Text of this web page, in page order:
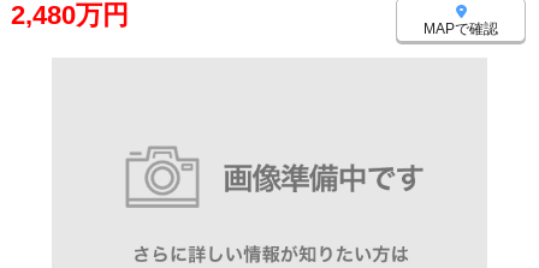
2,480万円 MAPで確認